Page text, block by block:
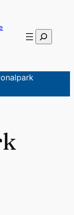
Suchen